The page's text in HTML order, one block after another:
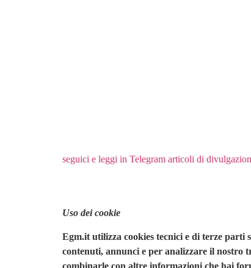
seguici e leggi in Telegram articoli di
Uso dei cookie
Egm.it utilizza cookies tecnici e di terze parti
contenuti, annunci e per analizzare il
combinarle con altre informazioni che hai